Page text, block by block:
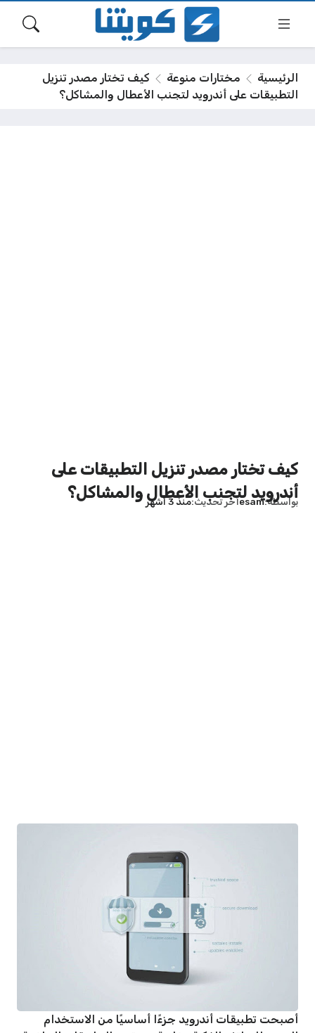
الرئيسية مختارات منوعة
كيف تختار مصدر تنزيل
التطبيقات على أندرويد لتجنب الأعطال والمشاكل؟
كيف تختار مصدر تنزيل التطبيقات على
أندرويد لتجنب الأعطال والمشاكل؟
بواسطة esamآخر تحديث منذ 3 أشهر
أصبحت تطبيقات أندرويد جزءًا أساسيًا من الاستخدام